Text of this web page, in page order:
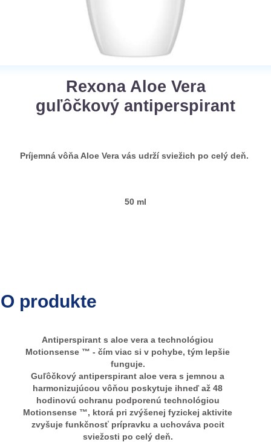
Rexona Aloe Vera
guľôčkový antiperspirant
Príjemná vôňa Aloe Vera vás udrží sviežich po celý deň.
50 ml
O produkte
Antiperspirant s aloe vera a technológiou
Motionsense ™ - čím viac si v pohybe, tým lepšie
funguje.
Guľôčkový antiperspirant aloe vera s jemnou a
harmonizujúcou vôňou poskytuje ihneď až 48
hodinovú ochranu podporenú technológiou
Motionsense ™, ktorá pri zvýšenej fyzickej aktivite
zvyšuje funkčnosť prípravku a uchováva pocit
sviežosti po celý deň.